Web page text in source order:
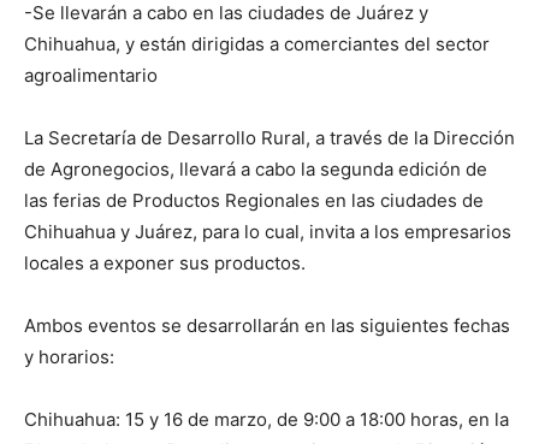
-Se llevarán a cabo en las ciudades de Juárez y
Chihuahua, y están dirigidas a comerciantes del sector
agroalimentario
La Secretaría de Desarrollo Rural, a través de la Dirección
de Agronegocios, llevará a cabo la segunda edición de
las ferias de Productos Regionales en las ciudades de
Chihuahua y Juárez, para lo cual, invita a los empresarios
locales a exponer sus productos.
Ambos eventos se desarrollarán en las siguientes fechas
y horarios:
Chihuahua: 15 y 16 de marzo, de 9:00 a 18:00 horas, en la